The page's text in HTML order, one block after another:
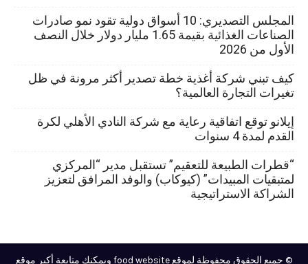
المجلس التصديري: 10 أسواق دولية تقود نمو صادرات
الصناعات الغذائية بقيمة 1.65 مليار دولار خلال النصف
الأول من 2026
كيف تبني شركة أغذية خطة تصدير أكثر مرونة في ظل
تغيرات التجارة العالمية؟
إيلانو توقع اتفاقية رعاية مع شركة النادي الأهلي لكرة
القدم لمدة 4 سنوات
“قطرات الطبيعة للتعقيم” تستقبل مدير “المركزي
لمتبقيات المبيدات” (كيوكاب) والوفد المرافق لتعزيز
الشراكة الاستراتيجية
© جميع الحقوق محفوظة لموقع food website ويمكنك متابعة أكبر موقع